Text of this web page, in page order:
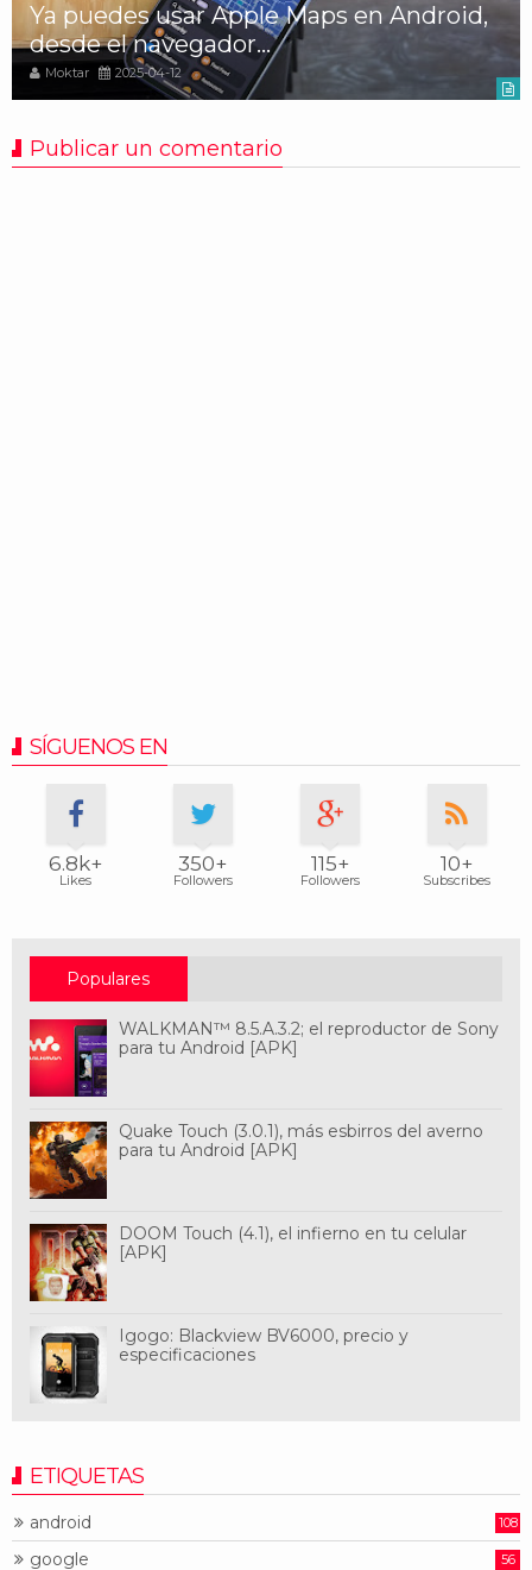
Ya puedes usar Apple Maps en Android,
desde el navegador...
Moktar 2025-04-12
Publicar un comentario
SÍGUENOS EN
6.8k+
Likes
350+
Followers
115+
Followers
10+
Subscribes
Populares
WALKMAN™ 8.5.A.3.2; el reproductor de Sony
para tu Android [APK]
Quake Touch (3.0.1), más esbirros del averno
para tu Android [APK]
DOOM Touch (4.1), el infierno en tu celular
[APK]
Igogo: Blackview BV6000, precio y
especificaciones
ETIQUETAS
android 108
google 56